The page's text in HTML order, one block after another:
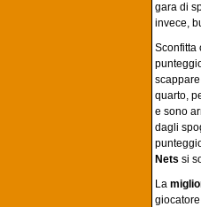
gara di
invece,
Sconfitta
quarto,
e sono
dagli
Nets si
La